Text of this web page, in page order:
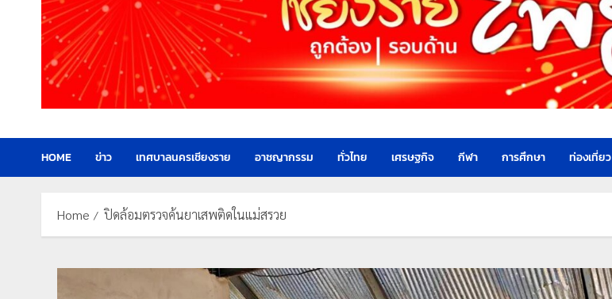
HOME ข่าว เทศบาลนครเชียงราย อาชญากรรม ทั่วไทย เศรษฐกิจ กีฬา การศึกษา ท่องเที่ยว
Home ปิดล้อมตรวจค้นยาเสพติดในแม่สรวย